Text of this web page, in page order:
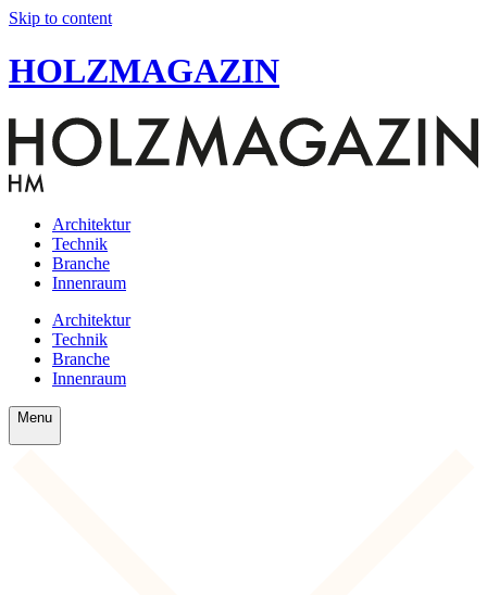
Skip to content
HOLZMAGAZIN
Architektur
Technik
Branche
Innenraum
Architektur
Technik
Branche
Innenraum
Menu